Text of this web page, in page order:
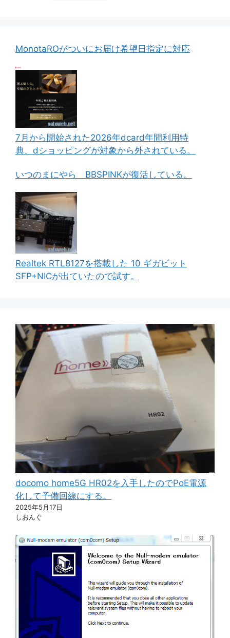
MonotaROがついにお届け希望日指定に対応
7月から開始された2026年dcard年間利用特
典、dショッピングが対象から外されている。
いつのまにやら BBSPINKが復活している。
Realtek RTL8127を搭載した 10 ギガビット
SFP+NICが出ていたので試す。
docomo home5G HR02を入手したのでPoE電源
化して予備回線にする。
2025年5月17日
しおんぐ